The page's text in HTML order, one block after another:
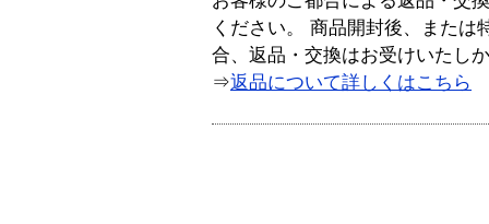
ください。 商品開封後、または
合、返品・交換はお受けいたし
⇒返品について詳しくはこちら